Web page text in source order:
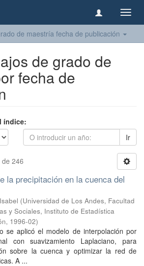
de maestría fecha de publicación
de grado de
fecha de
índice:
Ir
246
la precipitación en la cuenca del
(Universidad de Los Andes, Facultad
y Sociales, Instituto de Estadística
, 1996-02)
se aplicó el modelo de interpolación por
con suavizamiento Laplaciano, para
sobre la cuenca y optimizar la red de
A ...